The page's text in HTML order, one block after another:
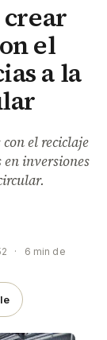
el
a la
el reciclaje
inversiones
·
6 min de